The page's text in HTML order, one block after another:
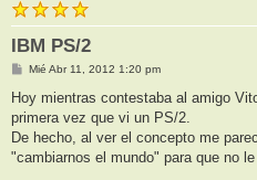
IBM PS/2
M
n
s
a
j
Mié Abr 11, 2012 1:20 pm
Hoy mientras contestaba al amigo
primera vez que vi un PS/2.
De hecho, al ver el concepto me
"cambiarnos el mundo" para que no